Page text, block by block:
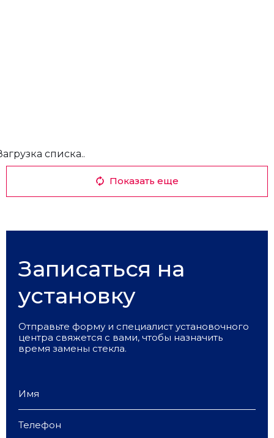
списка..
Показать еще
Записаться на
установку
Отправьте форму и специалист установочного
центра свяжется с вами, чтобы назначить
время замены стекла.